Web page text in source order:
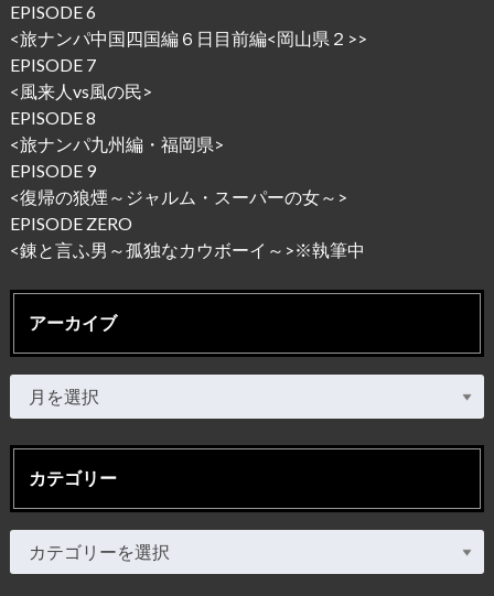
EPISODE 6
<旅ナンパ中国四国編６日目前編<岡山県２>>
EPISODE 7
< 風来人vs風の民>
EPISODE 8
<旅ナンパ九州編・福岡県>
EPISODE 9
<復帰の狼煙～ジャルム・スーパーの女～ >
EPISODE ZERO
<錬と言ふ男～孤独なカウボーイ～ >※執筆中
アーカイブ
カテゴリー